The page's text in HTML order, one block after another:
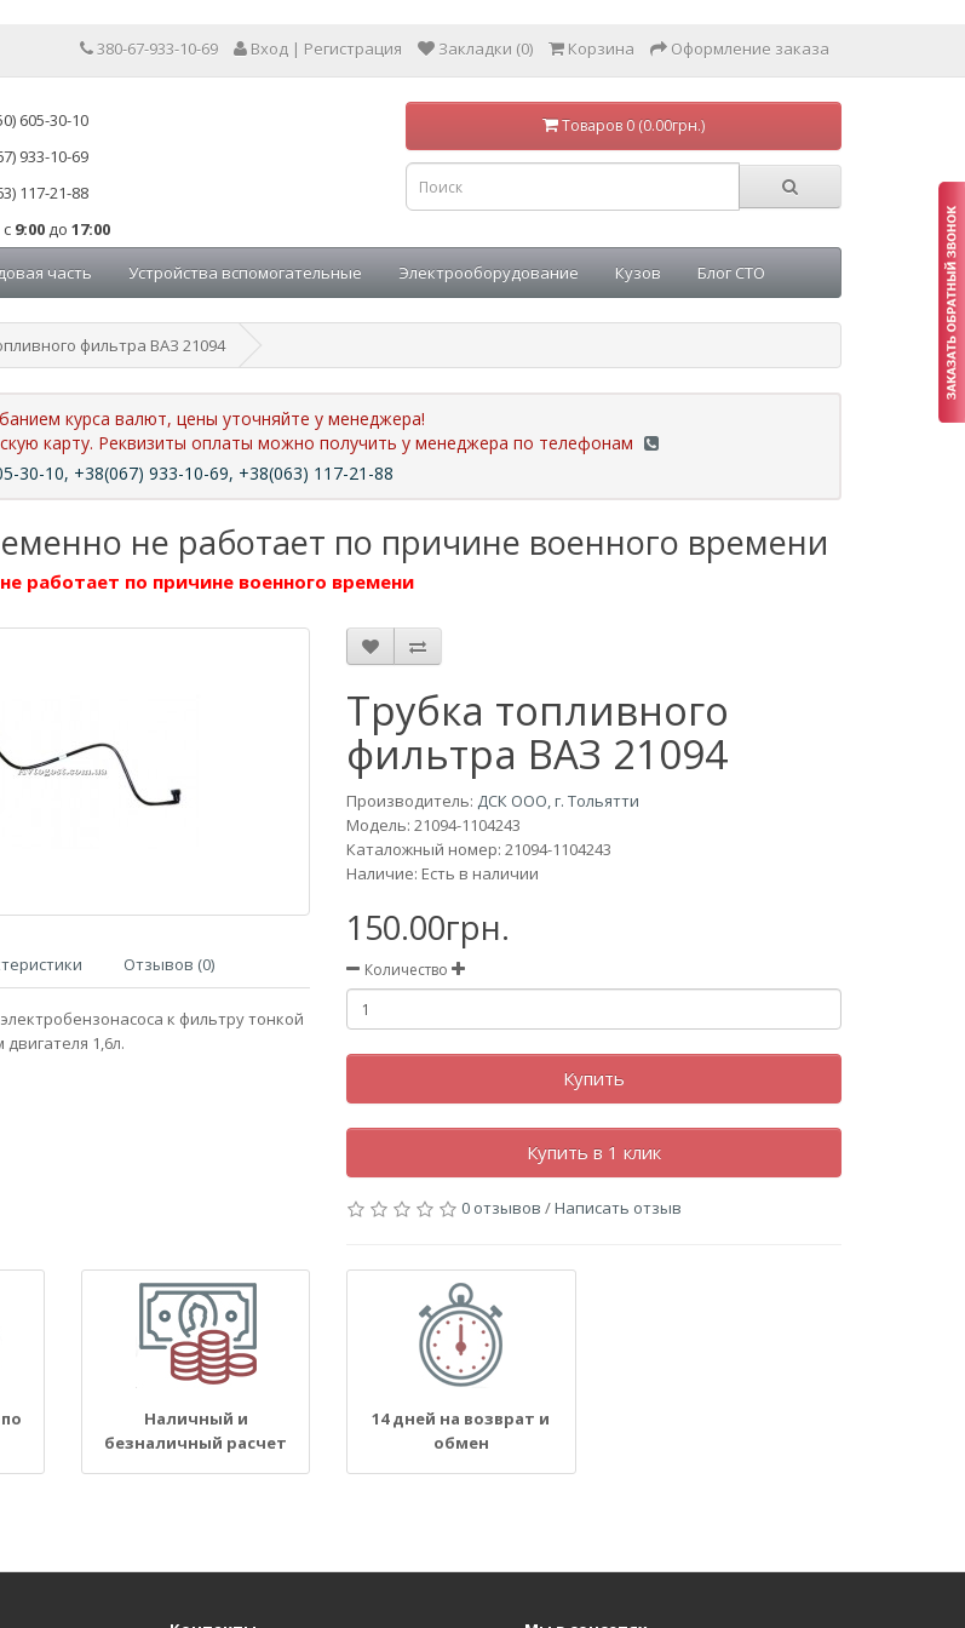
380-67-933-10-69 Вход | Регистрация Закладки (0) Корзина Оформление заказа
605-30-10
933-10-69
117-21-88
9:00 до 17:00
Товаров 0 (0.00грн.)
часть Устройства вспомогательные Электрооборудование Кузов Блог СТО
фильтра ВАЗ 21094
курса валют, цены уточняйте у менеджера!
карту. Реквизиты оплаты можно получить у менеджера по телефонам
30-10, +38(067) 933-10-69, +38(063) 117-21-88
не работает по причине военного времени
работает по причине военного времени
Отзывов (0)
к фильтру тонкой
1,6л.
Трубка топливного
фильтра ВАЗ 21094
Производитель: ДСК ООО, г. Тольятти
Модель:21094-1104243
Каталожный номер: 21094-1104243
Наличие: Есть в наличии
150.00грн.
Количество
Купить
Купить в 1 клик
0 отзывов /Написать отзыв
Наличный и
безналичный расчет
14 дней на возврат и
обмен